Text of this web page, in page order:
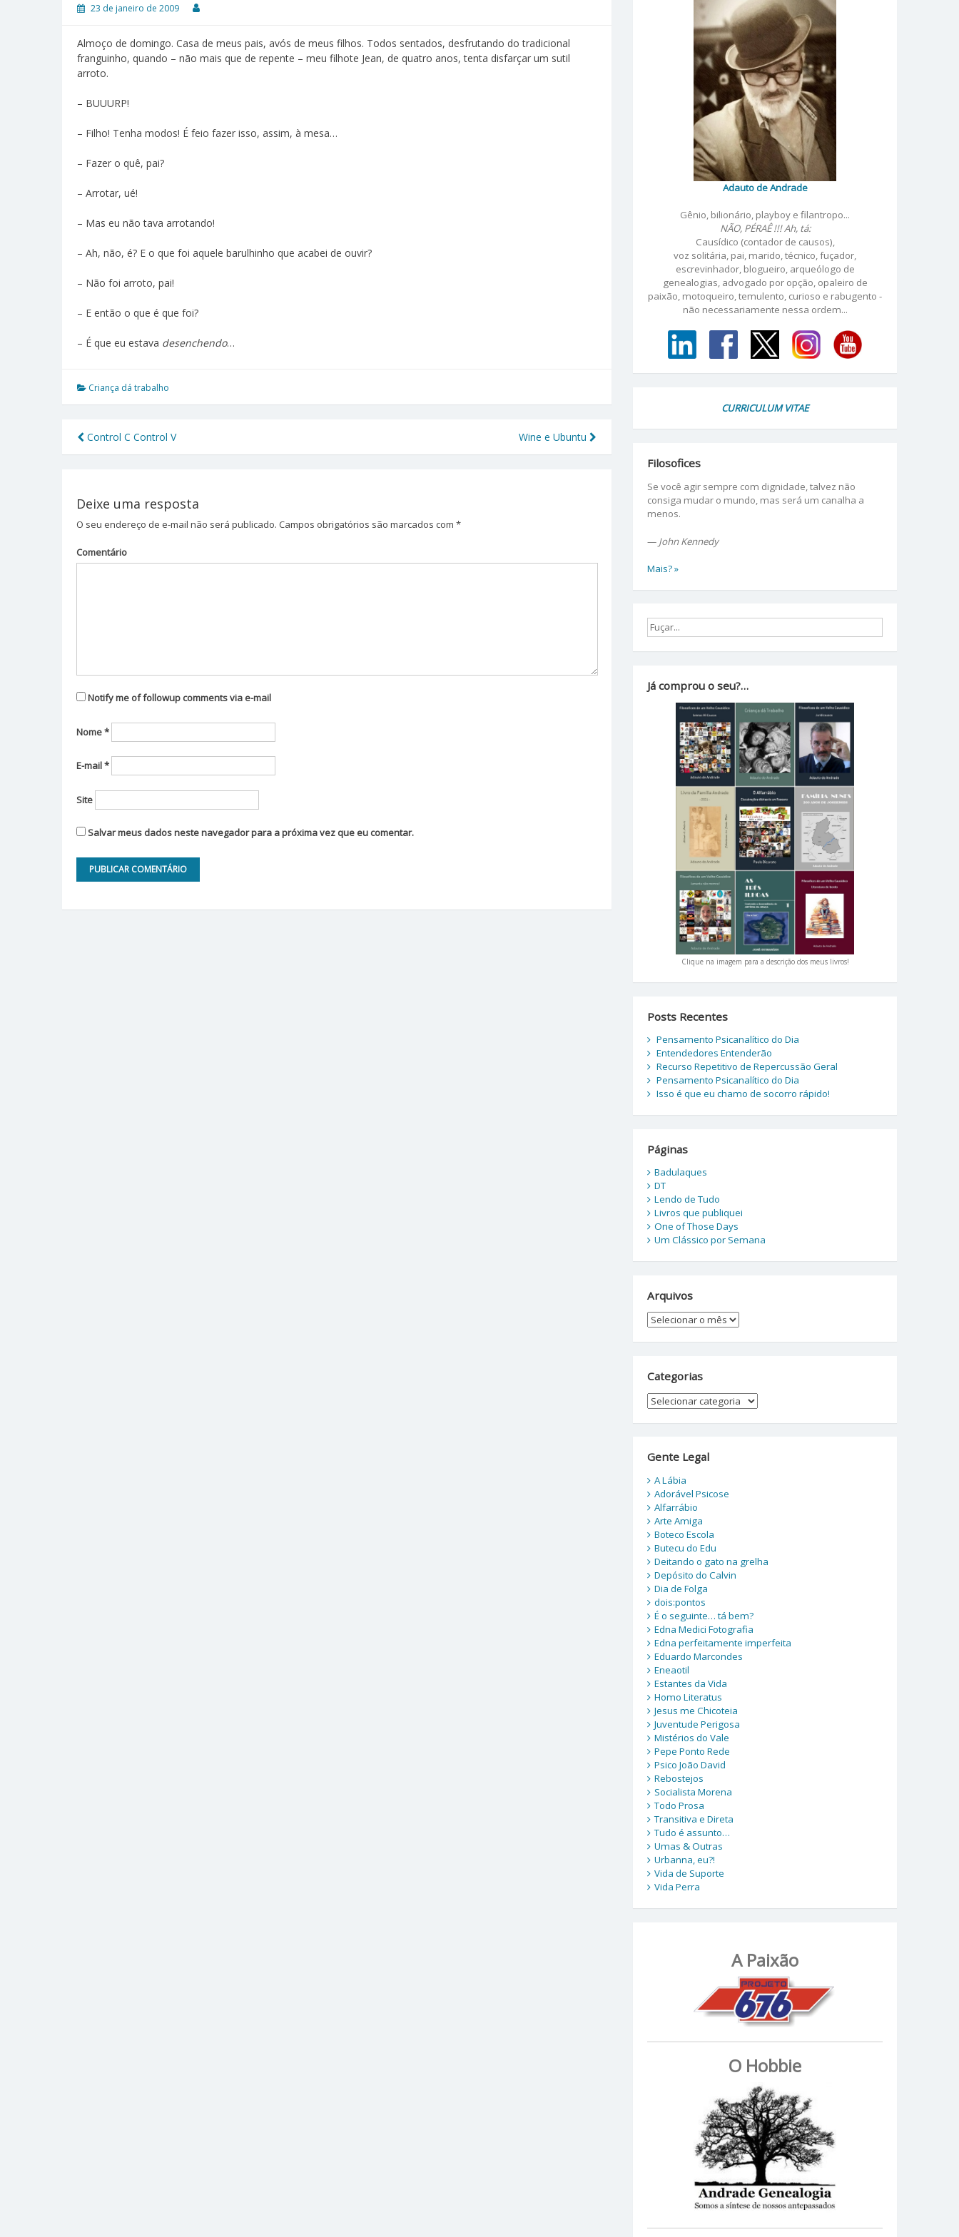
23 de janeiro de 2009
Almoço de domingo. Casa de meus pais, avós de meus filhos. Todos sentados, desfrutando do tradicional
franguinho, quando – não mais que de repente – meu filhote Jean, de quatro anos, tenta disfarçar um sutil
arroto.
– BUUURP!
– Filho! Tenha modos! É feio fazer isso, assim, à mesa…
– Fazer o quê, pai?
– Arrotar, ué!
– Mas eu não tava arrotando!
– Ah, não, é? E o que foi aquele barulhinho que acabei de ouvir?
– Não foi arroto, pai!
– E então o que é que foi?
– É que eu estava desenchendo…
Criança dá trabalho
Navegação
Post
Control C Control V Wine e Ubuntu
Deixe uma resposta
O seu endereço de e-mail não será publicado. Campos obrigatórios são marcados com *
Comentário
Notify me of followup comments via e-mail
Nome*
E-mail*
Site
Salvar meus dados neste navegador para a próxima vez que eu comentar.
Adauto de Andrade
Gênio, bilionário, playboy e filantropo...
NÃO, PÉRAÊ !!! Ah, tá:
Causídico (contador de causos),
voz solitária, pai, marido, técnico, fuçador,
escrevinhador, blogueiro, arqueólogo de
genealogias, advogado por opção, opaleiro de
paixão, motoqueiro, temulento, curioso e rabugento -
não necessariamente nessa ordem...
CURRICULUM VITAE
Filosofices
Se você agir sempre com dignidade, talvez não
consiga mudar o mundo, mas será um canalha a
menos.
— John Kennedy
Mais? »
Já comprou o seu?…
Clique na imagem para a descrição dos meus livros!
Posts Recentes
Pensamento Psicanalítico do Dia
Entendedores Entenderão
Recurso Repetitivo de Repercussão Geral
Pensamento Psicanalítico do Dia
Isso é que eu chamo de socorro rápido!
Páginas
Badulaques
DT
Lendo de Tudo
Livros que publiquei
One of Those Days
Um Clássico por Semana
Arquivos
Arquivos
Categorias
Categorias
Gente Legal
A Lábia
Adorável Psicose
Alfarrábio
Arte Amiga
Boteco Escola
Butecu do Edu
Deitando o gato na grelha
Depósito do Calvin
Dia de Folga
dois:pontos
É o seguinte… tá bem?
Edna Medici Fotografia
Edna perfeitamente imperfeita
Eduardo Marcondes
Eneaotil
Estantes da Vida
Homo Literatus
Jesus me Chicoteia
Juventude Perigosa
Mistérios do Vale
Pepe Ponto Rede
Psico João David
Rebostejos
Socialista Morena
Todo Prosa
Transitiva e Direta
Tudo é assunto…
Umas & Outras
Urbanna, eu?!
Vida de Suporte
Vida Perra
A Paixão
O Hobbie